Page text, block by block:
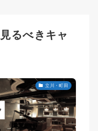
るべきキャ
立川・町田